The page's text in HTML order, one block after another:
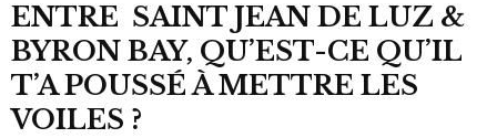
ENTRE SAINT JEAN DE LUZ &
BYRON BAY, QU’EST-CE QU’IL
T’A POUSSÉ À METTRE LES
VOILES ?